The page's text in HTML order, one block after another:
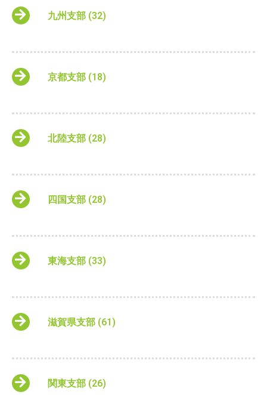
九州支部 (32)
京都支部 (18)
北陸支部 (28)
四国支部 (28)
東海支部 (33)
滋賀県支部 (61)
関東支部 (26)